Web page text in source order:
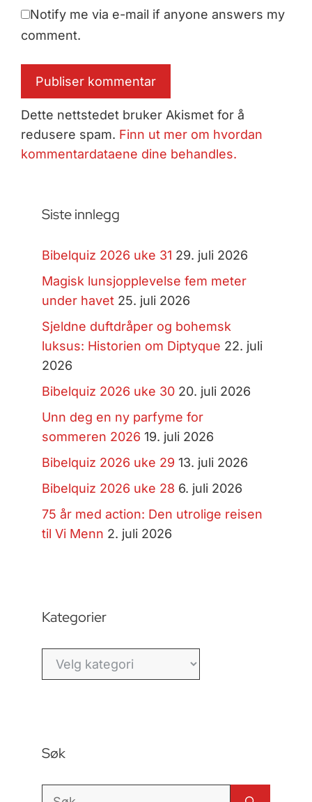
Notify me via e-mail if anyone answers my
comment.
Dette nettstedet bruker Akismet for å
redusere spam. Finn ut mer om hvordan
kommentardataene dine behandles.
Siste innlegg
Bibelquiz 2026 uke 31 29. juli 2026
Magisk lunsjopplevelse fem meter
under havet 25. juli 2026
Sjeldne duftdråper og bohemsk
luksus: Historien om Diptyque 22. juli
2026
Bibelquiz 2026 uke 30 20. juli 2026
Unn deg en ny parfyme for
sommeren 2026 19. juli 2026
Bibelquiz 2026 uke 29 13. juli 2026
Bibelquiz 2026 uke 28 6. juli 2026
75 år med action: Den utrolige reisen
til Vi Menn 2. juli 2026
Kategorier
Kategorier
Søk
Søk